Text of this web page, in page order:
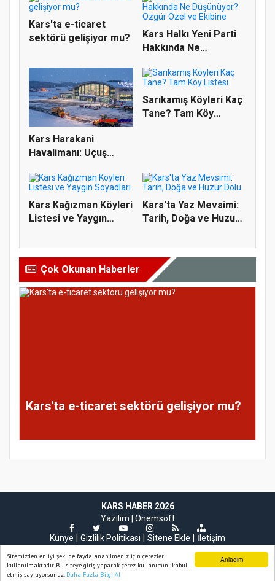
Anladım
Sitemizden en iyi şekilde faydalanabilmeniz için çerezler
kullanılmaktadır. Bu siteye giriş yaparak çerez kullanımını kabul
etmiş sayılıyorsunuz. Daha Fazla Bilgi Al
Kars'ta e-ticaret
sektörü gelişiyor mu?
Kars Halkı Yeni Parti
Hakkında Ne
Kars Harakani
Havalimanı: Uçuş
Sarıkamış Köyleri Kaç
Tane? Tam Köy
Kars Kağızman Köyleri
Listesi ve Yaygın
Kars'ta Yaz Mevsimi:
Tarih, Doğa ve Huzur
Çok Okunan Haberler
Kars'ta e-ticaret sektörü gelişiyor mu?
KARS HABER 2026
Yazılım | Onemsoft
Künye
Gizlilik Politikası Sitene Ekle İletişim
Ana Sayfa Web TV